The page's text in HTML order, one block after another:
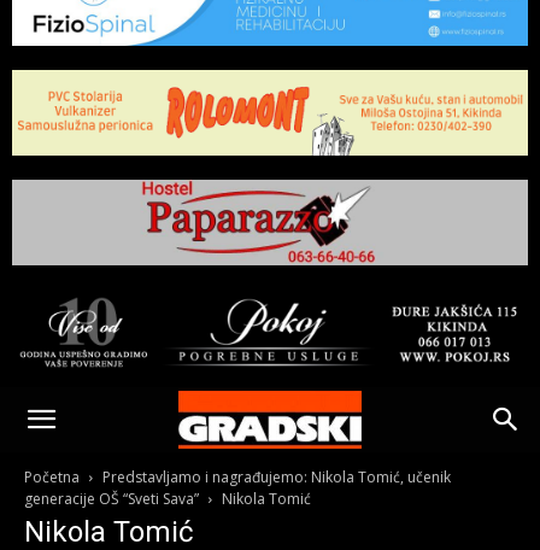
Gradski
Online
Kikinda
Početna
Predstavljamo i nagrađujemo: Nikola Tomić, učenik
generacije OŠ “Sveti Sava”
Nikola Tomić
Nikola Tomić